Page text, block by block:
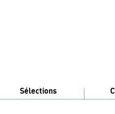
Sélections